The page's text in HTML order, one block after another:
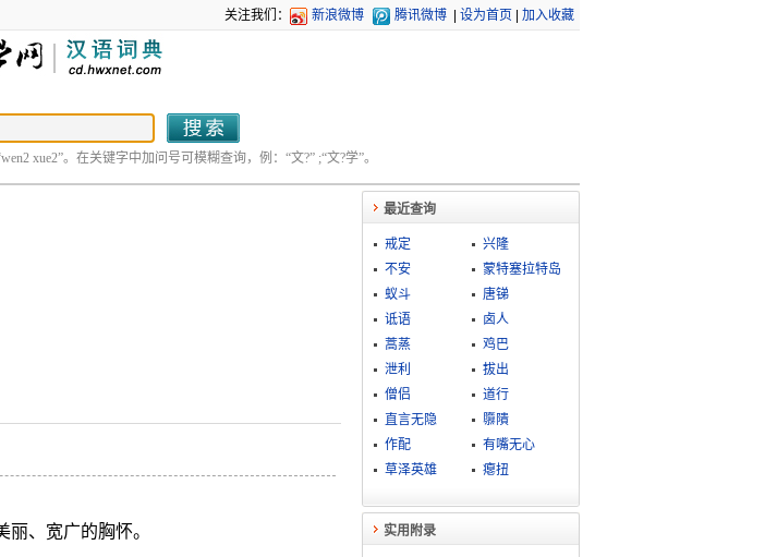
关注我们： 新浪微博 腾讯微博 设为首页 加入收藏
xue2”。在关键字中加问号可模糊查询，例：“文?” ;“文?学”。
、宽广的胸怀。
最近查询
戒定
兴隆
不安
蒙特塞拉特岛
蚁斗
唐锑
诋语
卤人
蒿蒸
鸡巴
泄利
拔出
僧侣
道行
直言无隐
隳隤
作配
有嘴无心
草泽英雄
瘪扭
实用附录